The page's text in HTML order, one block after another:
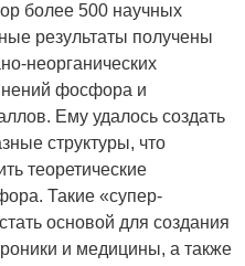
более 500 научных
результаты получены
неорганических
фосфора и
Ему удалось создать
структуры, что
теоретические
Такие «супер-
основой для создания
и медицины, а также